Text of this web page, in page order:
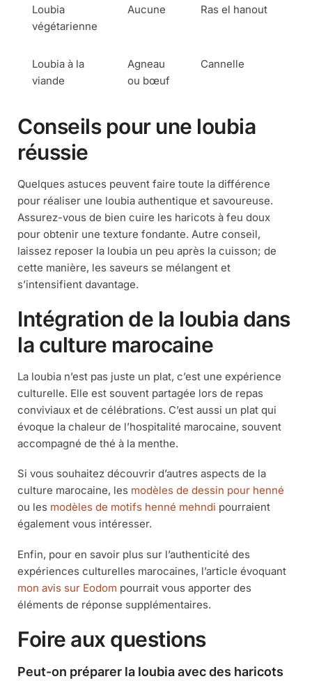
Loubia
végétarienne
Aucune Ras el hanout
Loubia à la
viande
Agneau
ou bœuf
Cannelle
Conseils pour une loubia
réussie
Quelques astuces peuvent faire toute la différence
pour réaliser une loubia authentique et savoureuse.
Assurez-vous de bien cuire les haricots à feu doux
pour obtenir une texture fondante. Autre conseil,
laissez reposer la loubia un peu après la cuisson; de
cette manière, les saveurs se mélangent et
s’intensifient davantage.
Intégration de la loubia dans
la culture marocaine
La loubia n’est pas juste un plat, c’est une expérience
culturelle. Elle est souvent partagée lors de repas
conviviaux et de célébrations. C’est aussi un plat qui
évoque la chaleur de l’hospitalité marocaine, souvent
accompagné de thé à la menthe.
Si vous souhaitez découvrir d’autres aspects de la
culture marocaine, les modèles de dessin pour henné
ou les modèles de motifs henné mehndi pourraient
également vous intéresser.
Enfin, pour en savoir plus sur l’authenticité des
expériences culturelles marocaines, l’article évoquant
mon avis sur Eodom pourrait vous apporter des
éléments de réponse supplémentaires.
Foire aux questions
Peut-on préparer la loubia avec des haricots